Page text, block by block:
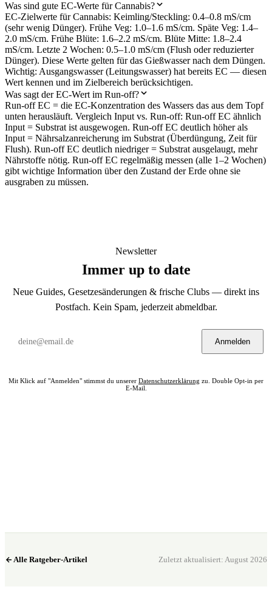
Was sind gute EC-Werte für Cannabis?
EC-Zielwerte für Cannabis: Keimling/Steckling: 0.4–0.8 mS/cm
(sehr wenig Dünger). Frühe Veg: 1.0–1.6 mS/cm. Späte Veg: 1.4–
2.0 mS/cm. Frühe Blüte: 1.6–2.2 mS/cm. Blüte Mitte: 1.8–2.4
mS/cm. Letzte 2 Wochen: 0.5–1.0 mS/cm (Flush oder reduzierter
Dünger). Diese Werte gelten für das Gießwasser nach dem Düngen.
Wichtig: Ausgangswasser (Leitungswasser) hat bereits EC — diesen
Wert kennen und im Zielbereich berücksichtigen.
Was sagt der EC-Wert im Run-off?
Run-off EC = die EC-Konzentration des Wassers das aus dem Topf
unten herausläuft. Vergleich Input vs. Run-off: Run-off EC ähnlich
Input = Substrat ist ausgewogen. Run-off EC deutlich höher als
Input = Nährsalzanreicherung im Substrat (Überdüngung, Zeit für
Flush). Run-off EC deutlich niedriger = Substrat ausgelaugt, mehr
Nährstoffe nötig. Run-off EC regelmäßig messen (alle 1–2 Wochen)
gibt wichtige Information über den Zustand der Erde ohne sie
ausgraben zu müssen.
Newsletter
Immer up to date
Neue Guides, Gesetzesänderungen & frische Clubs — direkt ins
Postfach. Kein Spam, jederzeit abmeldbar.
Anmelden
Mit Klick auf "Anmelden" stimmst du unserer Datenschutzerklärung zu. Double Opt-in per
E-Mail.
Alle Ratgeber-Artikel Zuletzt aktualisiert: August 2026